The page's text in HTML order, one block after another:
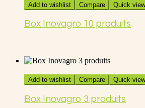
Add to wishlist Compare Quick view
Box Inovagro 10 produits
Add to wishlist Compare Quick view
Box Inovagro 3 produits